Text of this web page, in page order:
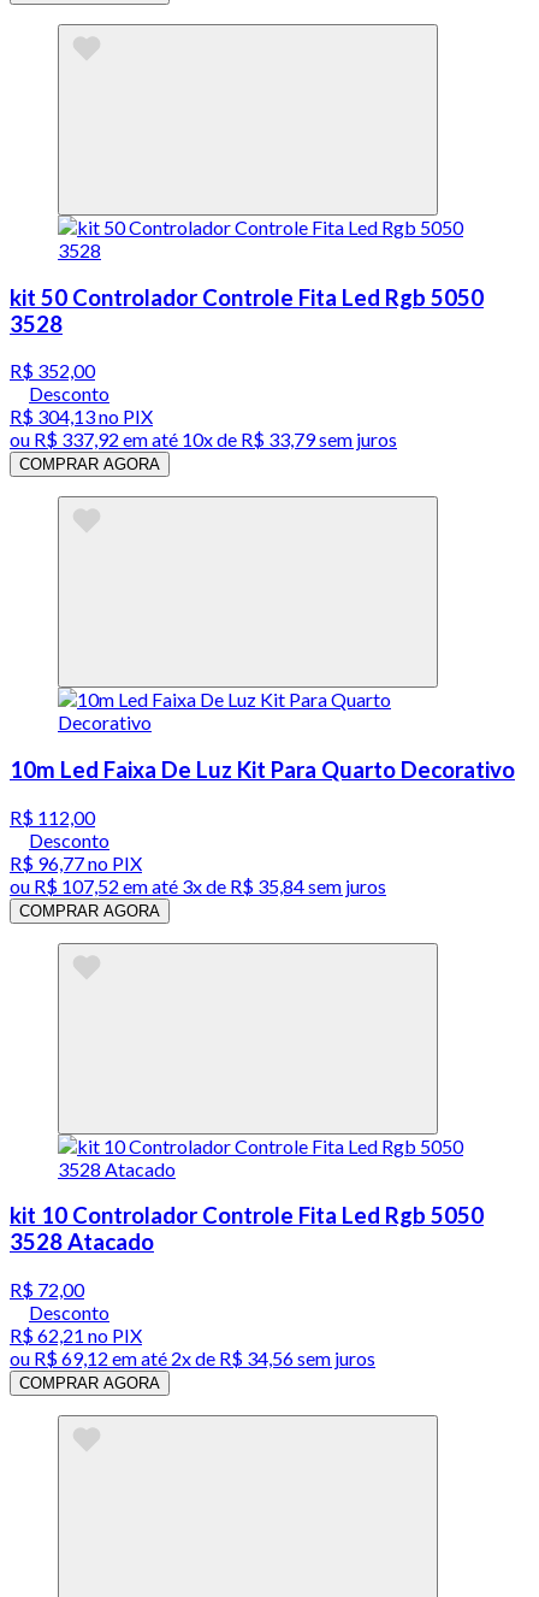
kit 50 Controlador Controle Fita Led Rgb 5050
3528
R$ 352,00
Desconto
R$ 304,13no PIX
ou R$ 337,92 em até 10x de R$ 33,79 sem juros
COMPRAR AGORA
10m Led Faixa De Luz Kit Para Quarto Decorativo
R$ 112,00
Desconto
R$ 96,77no PIX
ou R$ 107,52 em até 3x de R$ 35,84 sem juros
COMPRAR AGORA
kit 10 Controlador Controle Fita Led Rgb 5050
3528 Atacado
R$ 72,00
Desconto
R$ 62,21 no PIX
ou R$ 69,12 em até 2x de R$ 34,56 sem juros
COMPRAR AGORA